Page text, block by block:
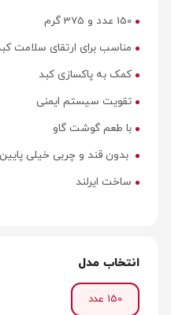
150 عدد و 375 گرم
مناسب برای ارتقای سلامت
کمک به پاکسازی کبد
تقویت سیستم ایمنی
با طعم گوشت گاو
بدون قند و چربی خیلی پایین
ساخت ایرلند
انتخاب مدل
150 عدد